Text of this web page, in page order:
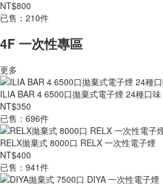
NT$800
已售：210件
4F 一次性專區
更多
ILIA BAR 4 6500口拋棄式電子煙 24種口味
NT$350
已售：696件
RELX拋棄式 8000口 RELX 一次性電子煙
NT$400
已售：941件